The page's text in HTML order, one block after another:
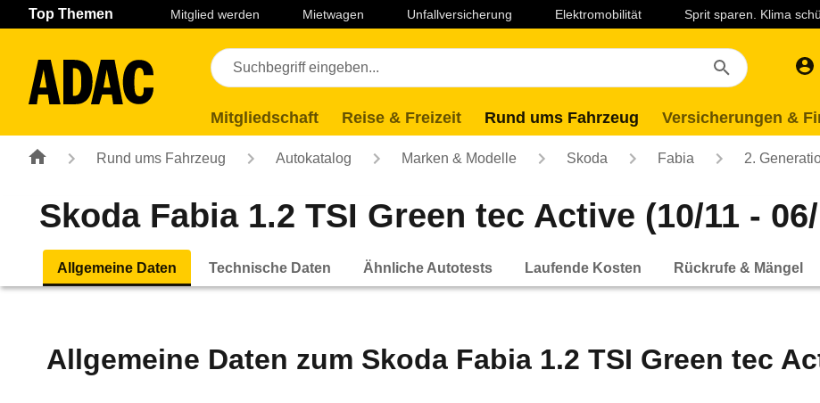
Navigation Seiteninhalt Fußzeile
Top Themen Mitglied werden Mietwagen Unfallversicherung Elektromobilität Sprit sparen. Klima
Mitgliedschaft Reise & Freizeit Rund ums Fahrzeug Versicherungen &
Rund ums Fahrzeug Autokatalog Marken & Modelle Skoda Fabia 2.
Skoda Fabia 1.2 TSI Green tec Active (10/11 -
Allgemeine Daten Technische Daten Ähnliche Autotests Laufende Kosten Rückrufe & Mängel
Allgemeine Daten zum Skoda Fabia 1.2 TSI Green tec